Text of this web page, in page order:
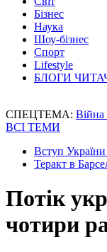
Бізнес
Наука
Шоу-бізнес
Спорт
Lifestyle
БЛОГИ
СПЕЦТЕМА: Війна
ВСІ ТЕМИ
Вступ
Теракт в
Потік
чотири